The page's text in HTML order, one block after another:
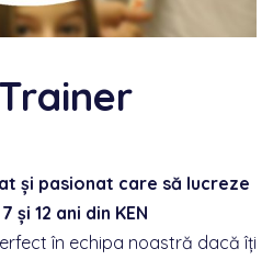
și pasionat care să lucreze
12 ani din KEN
în echipa noastră dacă îți